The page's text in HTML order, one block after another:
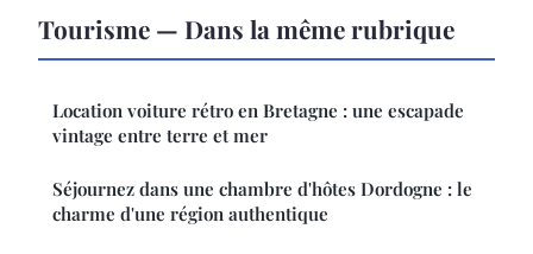
Tourisme — Dans la même rubrique
Location voiture rétro en Bretagne : une escapade
vintage entre terre et mer
Séjournez dans une chambre d'hôtes Dordogne : le
charme d'une région authentique